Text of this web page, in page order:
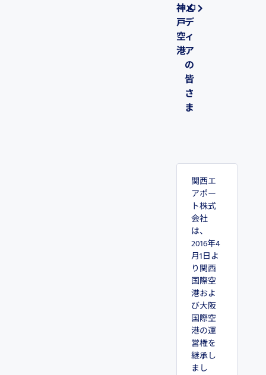
神
戸
空
港
メ
デ
ィ
ア
の
皆
さ
ま
関西エ
アポー
ト株式
会社
は、
2016年4
月1日よ
り関西
国際空
港およ
び大阪
国際空
港の運
営権を
継承し
まし